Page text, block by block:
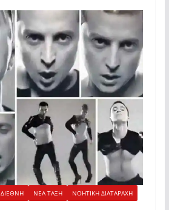
ΔΙΕΘΝΗ ΝΕΑ ΤΑΞΗ
ΝΟΗΤΙΚΗ ΔΙΑΤΑΡΑΧΗ